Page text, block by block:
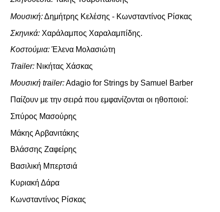
Μουσική:Δημήτρης Κελέσης - Κωνσταντίνος Ρίσκας
Σκηνικά: Xαράλαμπος Χαραλαμπίδης.
Κοστούμια: Έλενα Μολασιώτη
Trailer: Νικήτας Χάσκας
Μουσική trailer:Adagio for Strings by Samuel Barber
Παίζουν με την σειρά που εμφανίζονται οι ηθοποιοί:
Σπύρος Μασούρης
Μάκης Αρβανιτάκης
Βλάσσης Ζαφείρης
Βασιλική Μπερτσιά
Kυριακή Δάρα
Κωνσταντίνος Ρίσκας